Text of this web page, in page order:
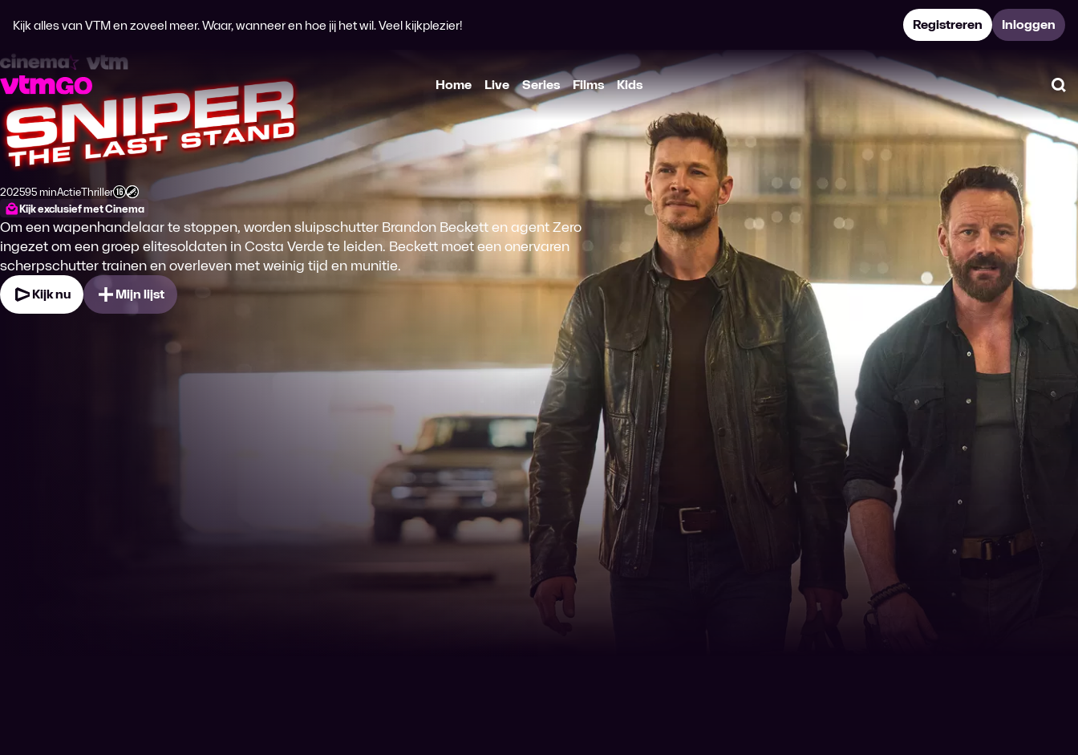
Kijk alles van VTM en zoveel meer. Waar, wanneer en hoe jij het wil. Veel kijkplezier!
Registreren Inloggen
Home Live Series Films Kids
Sniper: the Last Stand
Productiejaar
2025
Tijdsduur
95 min
Genre
Actie
Genre
Thriller
Leeftijdsclassificatie
Kijk exclusief met Cinema
Om een wapenhandelaar te stoppen, worden sluipschutter Brandon Beckett en agent Zero
ingezet om een groep elitesoldaten in Costa Verde te leiden. Beckett moet een onervaren
scherpschutter trainen en overleven met weinig tijd en munitie.
Kijk nu Mijn lijst